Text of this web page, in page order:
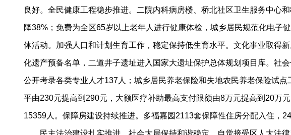
良好。全民健康工程稳步推进。二院内科病房楼、桥北社区卫生服务中心
降38%；免费为全区65岁以上老年人进行健康体检，城乡居民规范化电子
体活动。加强人口和计划生育工作，稳定保持低生育水平。文化事业取得
化遗产预备名单，二道井子遗址进入国家大遗址保护总体规划项目库。社
公开考录各类专业人才137人；城乡居民养老保险和失地农民养老保险试
平由230元提高到290元，大额医疗补助最高支付限额由8万元提高到20万
15359人。保障房建设持续推进。多福嘉园2113套保障性住房分配入住，
民主法治建设扎实推进，社会大局保持和谐稳定。自觉接受区人大法律